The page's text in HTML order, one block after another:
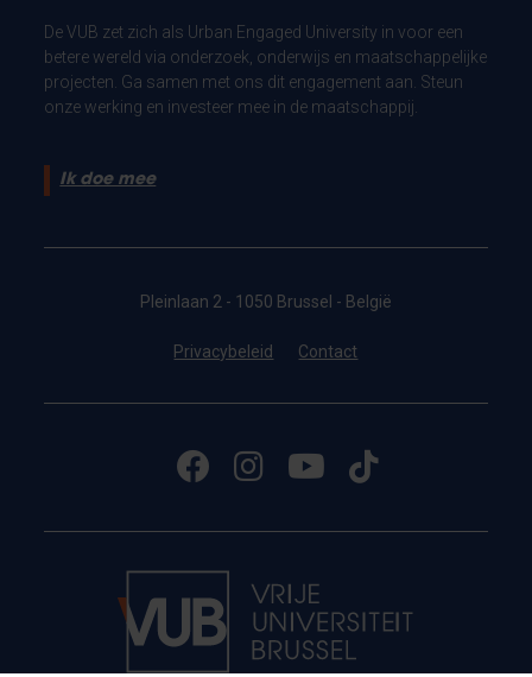
De VUB zet zich als Urban Engaged University in voor een
betere wereld via onderzoek, onderwijs en maatschappelijke
projecten. Ga samen met ons dit engagement aan. Steun
onze werking en investeer mee in de maatschappij.
Ik doe mee
Pleinlaan 2 - 1050 Brussel - België
Privacybeleid Contact